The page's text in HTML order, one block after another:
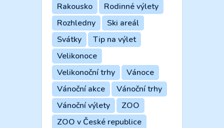
Rakousko
Rodinné výlety
Rozhledny
Ski areál
Svátky
Tip na výlet
Velikonoce
Velikonoční trhy
Vánoce
Vánoční akce
Vánoční trhy
Vánoční výlety
ZOO
ZOO v České republice